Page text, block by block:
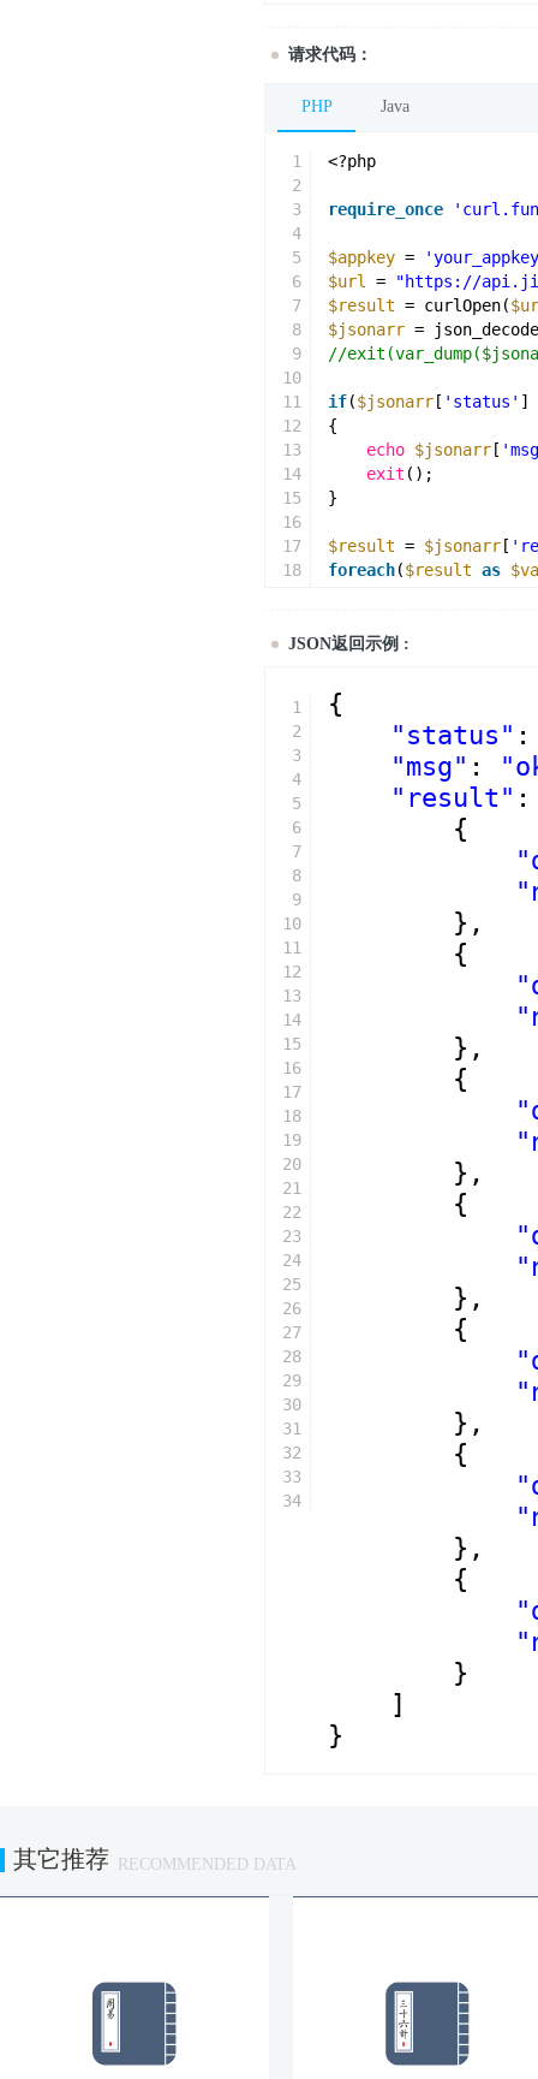
请求代码：
PHP Java
1
2
3
4
5
6
7
8
9
10
11
12
13
14
15
16
17
18
21
<?php
require_once
$appkey =
$url
=
"https://
$result = curlOpen(
$jsonarr =
//
if($jsonarr [ 'status' ]
{
echo $jsonarr [
exit ();
}
$result = $jsonarr [
foreach($result as
}
JSON返回示例 :
1
2
3
4
5
6
7
8
9
10
11
12
13
14
15
16
17
18
19
20
21
22
23
24
25
26
27
28
29
30
31
32
33
34
{
"status" :
"msg" :
"result"
{
},
{
},
{
},
{
},
{
},
{
},
{
}
]
}
其它推荐 RECOMMENDED DATA